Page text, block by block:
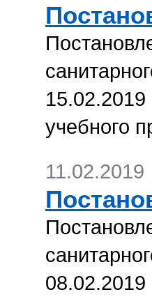
учебного
11.02.2019